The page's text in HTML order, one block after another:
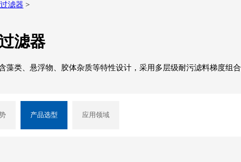
滤器 >
滤器
藻类、悬浮物、胶体杂质等特性设计，采用多层级耐污滤料梯度组
产品选型 应用领域